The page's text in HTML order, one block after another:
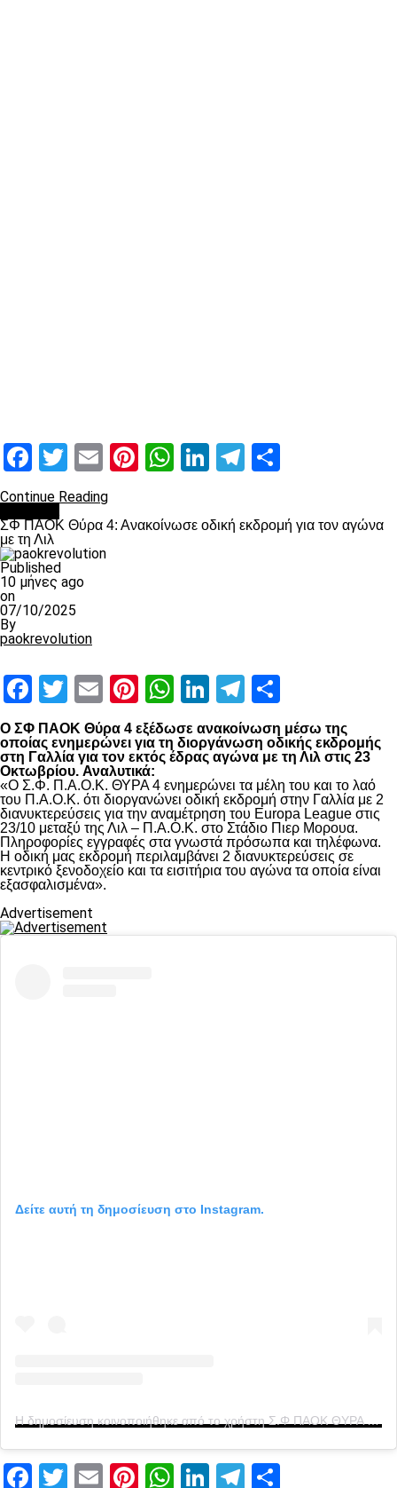
Facebook
Twitter
EmailPinterest
WhatsApp
LinkedIn
Telegram
Continue Reading
ΣΦ ΠΑΟΚ Θύρα 4: Ανακοίνωσε οδική εκδρομή για τον αγώνα
με τη Λιλ
Published
10 μήνες ago
on
07/10/2025
By
paokrevolution
Facebook
Twitter
EmailPinterest
WhatsApp
LinkedIn
Telegram
Ο ΣΦ ΠΑΟΚ Θύρα 4 εξέδωσε ανακοίνωση μέσω της
οποίας ενημερώνει για τη διοργάνωση οδικής εκδρομής
στη Γαλλία για τον εκτός έδρας αγώνα με τη Λιλ στις 23
Οκτωβρίου. Αναλυτικά:
«Ο Σ.Φ. Π.Α.Ο.Κ. ΘΥΡΑ 4 ενημερώνει τα μέλη του και το λαό
του Π.Α.Ο.Κ. ότι διοργανώνει οδική εκδρομή στην Γαλλία με 2
διανυκτερεύσεις για την αναμέτρηση του Europa League στις
23/10 μεταξύ της Λιλ – Π.Α.Ο.Κ. στο Στάδιο Πιερ Μορουα.
Πληροφορίες εγγραφές στα γνωστά πρόσωπα και τηλέφωνα.
Η οδική μας εκδρομή περιλαμβάνει 2 διανυκτερεύσεις σε
κεντρικό ξενοδοχείο και τα εισιτήρια του αγώνα τα οποία είναι
εξασφαλισμένα».
Advertisement
Δείτε αυτή τη δημοσίευση στο Instagram.
Η δημοσίευση κοινοποιήθηκε από το χρήστη Σ.Φ ΠΑΟΚ ΘΥΡΑ 4 1976 (@club_paok_gate4_official)
Facebook
Twitter
EmailPinterest
WhatsApp
LinkedInTelegram